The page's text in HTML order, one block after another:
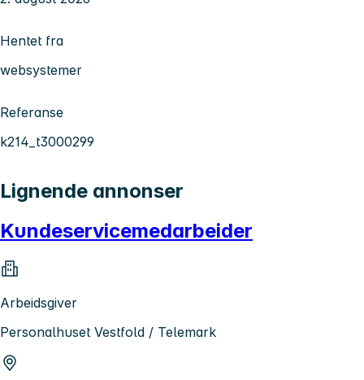
Hentet fra
websystemer
Referanse
k214_t3000299
Lignende annonser
Kundeservicemedarbeider
Arbeidsgiver
Personalhuset Vestfold / Telemark